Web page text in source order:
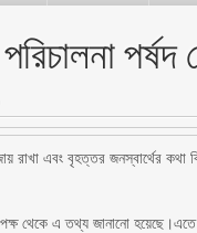
রাখা এবং বৃহত্তর জনস্বার্থের কথা
পক্ষ থেকে এ তথ্য জানানো